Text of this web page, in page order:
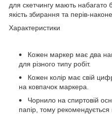
для скетчингу мають набагато
якість збирання та перів-
Характеристики
Кожен маркер має два
для різного типу робіт.
Кожен колір має свій
на ковпачок маркера.
Чорнило на спиртовій
папір, тому рекомендується